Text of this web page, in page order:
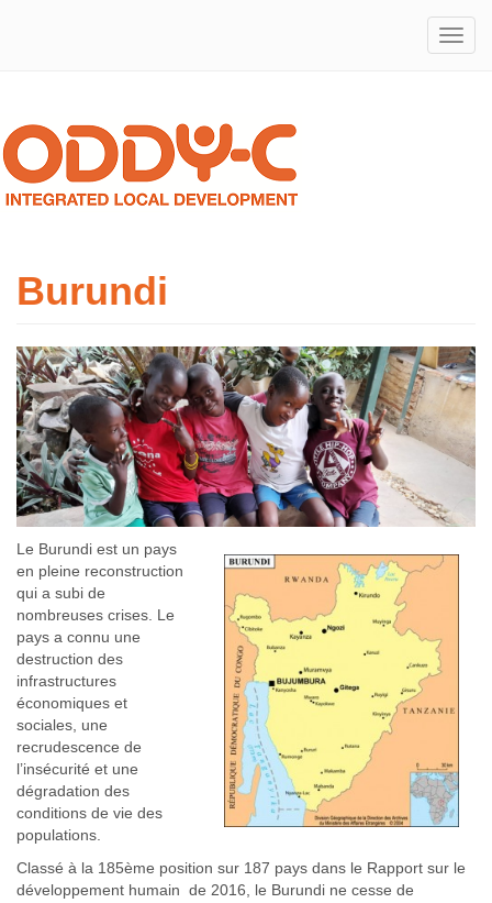
ODDY-
Local
Development
Burundi
Le Burundi est un pays
en pleine reconstruction
qui a subi de
nombreuses crises. Le
pays a connu une
destruction des
infrastructures
économiques et
sociales, une
recrudescence de
l’insécurité et une
dégradation des
conditions de vie des
populations.
Classé à la 185ème position sur 187 pays dans le Rapport sur le
développement humain de 2016, le Burundi ne cesse de